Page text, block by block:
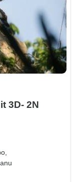
3D- 2N